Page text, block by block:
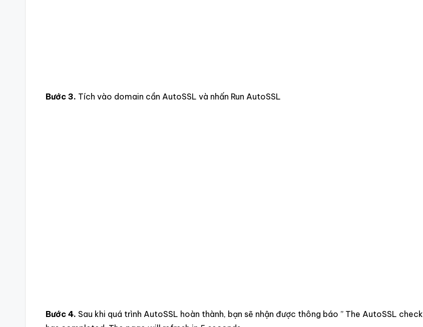
Bước 3. Tích vào domain cần AutoSSL và nhấn Run AutoSSL
Bước 4. Sau khi quá trình AutoSSL hoàn thành, bạn sẽ nhận được thông báo ” The AutoSSL check